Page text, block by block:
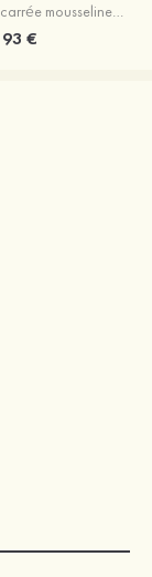
Robe trapèze carrée mousseline ras du sol robe de demoiselle d'honneur
93 €